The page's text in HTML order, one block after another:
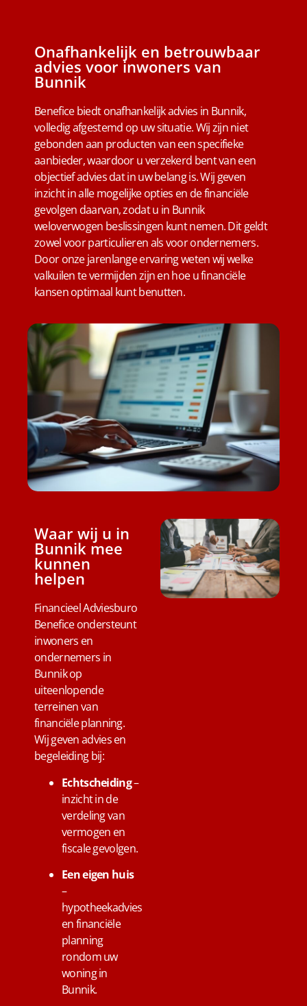
Onafhankelijk en betrouwbaar
advies voor inwoners van
Bunnik
Benefice biedt onafhankelijk advies in Bunnik,
volledig afgestemd op uw situatie. Wij zijn niet
gebonden aan producten van een specifieke
aanbieder, waardoor u verzekerd bent van een
objectief advies dat in uw belang is. Wij geven
inzicht in alle mogelijke opties en de financiële
gevolgen daarvan, zodat u in Bunnik
weloverwogen beslissingen kunt nemen. Dit geldt
zowel voor particulieren als voor ondernemers.
Door onze jarenlange ervaring weten wij welke
valkuilen te vermijden zijn en hoe u financiële
kansen optimaal kunt benutten.
Waar wij u in
Bunnik mee
kunnen
helpen
Financieel Adviesburo
Benefice ondersteunt
inwoners en
ondernemers in
Bunnik op
uiteenlopende
terreinen van
financiële planning.
Wij geven advies en
begeleiding bij:
Echtscheiding–
inzicht in de
verdeling van
vermogen en
fiscale gevolgen.
Een eigen huis
–
hypotheekadvies
en financiële
planning
rondom uw
woning in
Bunnik.